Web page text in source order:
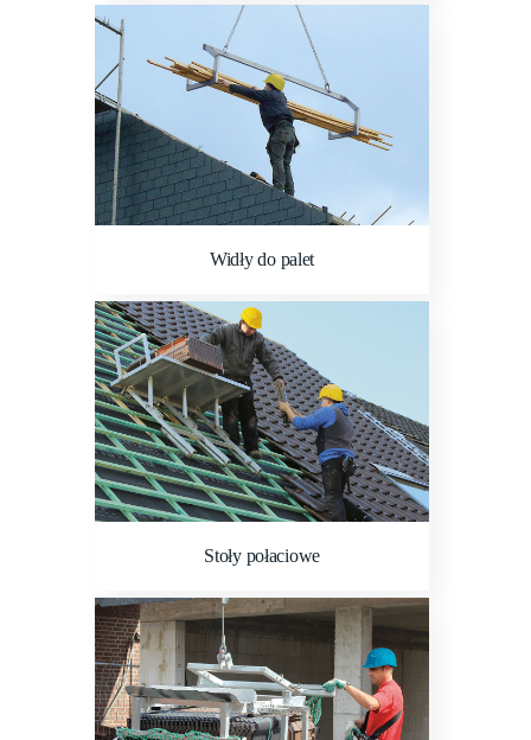
Widły do palet
Stoły połaciowe